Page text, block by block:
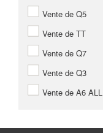
Vente de Q5
Vente de TT
Vente de Q7
Vente de Q3
Vente de A6